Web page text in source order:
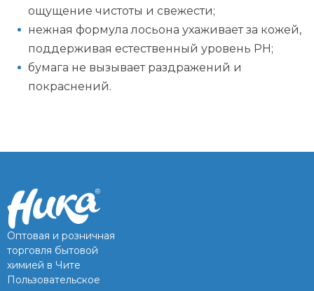
ощущение чистоты и свежести;
нежная формула лосьона ухаживает за кожей,
поддерживая естественный уровень РН;
бумага не вызывает раздражений и
покраснений.
Оптовая и розничная
торговля бытовой
химией в Чите
Пользовательское